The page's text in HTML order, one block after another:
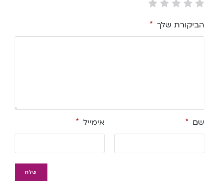
הביקורת שלך *
שם * אימייל *